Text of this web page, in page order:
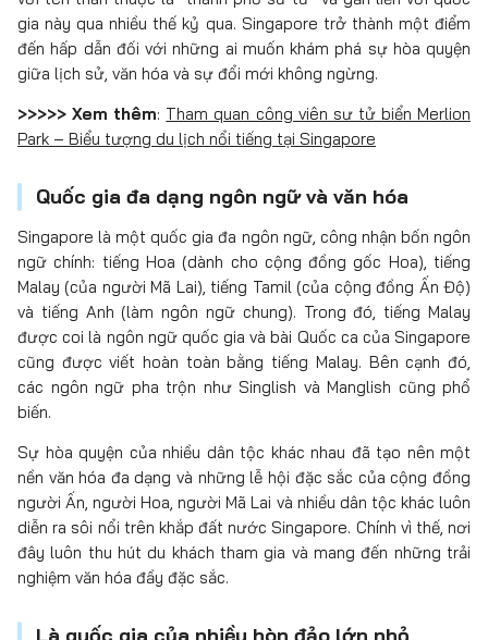
gia này qua nhiều thế kỷ qua. Singapore trở thành một điểm
đến hấp dẫn đối với những ai muốn khám phá sự hòa quyện
giữa lịch sử, văn hóa và sự đổi mới không ngừng.
>>>>> Xem thêm: Tham quan công viên sư tử biển Merlion
Park – Biểu tượng du lịch nổi tiếng tại Singapore
Quốc gia đa dạng ngôn ngữ và văn hóa
Singapore là một quốc gia đa ngôn ngữ, công nhận bốn ngôn
ngữ chính: tiếng Hoa (dành cho cộng đồng gốc Hoa), tiếng
Malay (của người Mã Lai), tiếng Tamil (của cộng đồng Ấn Độ)
và tiếng Anh (làm ngôn ngữ chung). Trong đó, tiếng Malay
được coi là ngôn ngữ quốc gia và bài Quốc ca của Singapore
cũng được viết hoàn toàn bằng tiếng Malay. Bên cạnh đó,
các ngôn ngữ pha trộn như Singlish và Manglish cũng phổ
biến.
Sự hòa quyện của nhiều dân tộc khác nhau đã tạo nên một
nền văn hóa đa dạng và những lễ hội đặc sắc của cộng đồng
người Ấn, người Hoa, người Mã Lai và nhiều dân tộc khác luôn
diễn ra sôi nổi trên khắp đất nước Singapore. Chính vì thế, nơi
đây luôn thu hút du khách tham gia và mang đến những trải
nghiệm văn hóa đầy đặc sắc.